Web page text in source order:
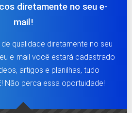
diretamente no seu e-
mail!
qualidade diretamente no seu
e-mail você estará cadastrado
artigos e planilhas, tudo
Não perca essa oportuidade!